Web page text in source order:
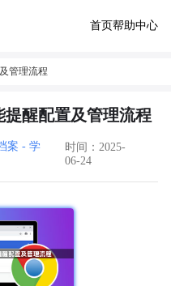
首页帮助中心
管理流程
醒配置及管理流程
案 - 学
时间：2025-
06-24